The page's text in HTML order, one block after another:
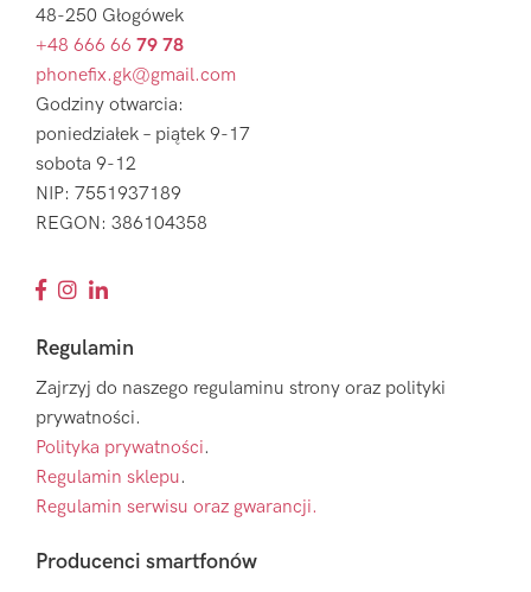
48-250 Głogówek
+48 666 66 79 78
phonefix.gk@gmail.com
Godziny otwarcia:
poniedziałek – piątek 9-17
sobota 9-12
NIP: 7551937189
REGON: 386104358
Regulamin
Zajrzyj do naszego regulaminu strony oraz polityki
prywatności.
Polityka prywatności.
Regulamin sklepu.
Regulamin serwisu oraz gwarancji.
Producenci smartfonów